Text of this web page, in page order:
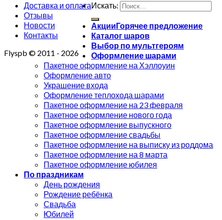
Доставка и оплата
Отзывы
Новости
Контакты
Flyspb © 2011 - 2026
Искать:
Акции
Каталог шаров
Выбор по мультгероям
Оформление шарами
Пакетное оформление на Хэллоуин
Оформление авто
Украшение входа
Оформление теплохода шарами
Пакетное оформление на 23 февраля
Пакетное оформление нового года
Пакетное оформление выпускного
Пакетное оформление свадьбы
Пакетное оформление на выписку из роддома
Пакетное оформление на 8 марта
Пакетное оформление юбилея
По праздникам
День рождения
Рождение ребёнка
Свадьба
Юбилей